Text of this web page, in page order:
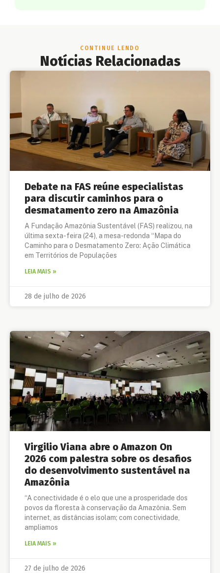
CONTINUE LENDO
Notícias Relacionadas
Debate na FAS reúne especialistas
para discutir caminhos para o
desmatamento zero na Amazônia
A Fundação Amazônia Sustentável (FAS) realizou, na
última sexta-feira (24), a mesa-redonda “Mapa do
Caminho para o Desmatamento Zero: Ação Climática
em Territórios de Populações
LEIA MAIS »
28 de julho de 2026
Virgilio Viana abre o Amazon On
2026 com palestra sobre os desafios
do desenvolvimento sustentável na
Amazônia
“A conectividade é o elo que une a prosperidade dos
povos da floresta à conservação da Amazônia. Sem
internet, as distâncias isolam; com conectividade,
ampliamos
LEIA MAIS »
27 de julho de 2026